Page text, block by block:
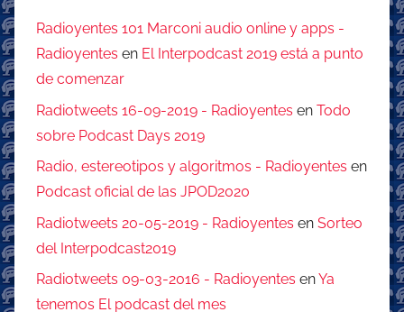
Radioyentes 101 Marconi audio online y apps -
Radioyentes en El Interpodcast 2019 está a punto
de comenzar
Radiotweets 16-09-2019 - Radioyentes en Todo
sobre Podcast Days 2019
Radio, estereotipos y algoritmos - Radioyentes en
Podcast oficial de las JPOD2020
Radiotweets 20-05-2019 - Radioyentes en Sorteo
del Interpodcast2019
Radiotweets 09-03-2016 - Radioyentes enYa
tenemos El podcast del mes